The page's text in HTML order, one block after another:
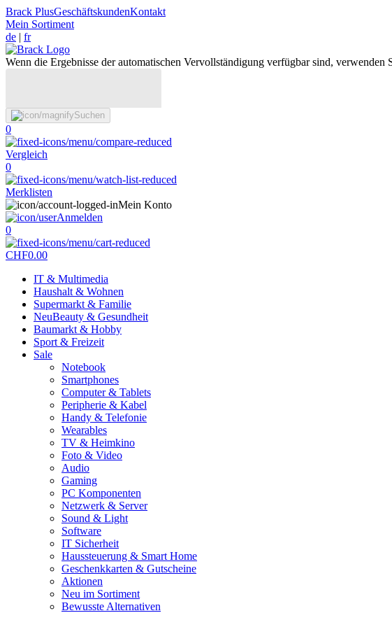
Brack PlusGeschäftskundenKontakt
Mein Sortiment
de | fr
Wenn die Ergebnisse der automatischen Vervollständigung verfügbar sind,
Suchen
0
Vergleich
0
Merklisten
Mein Konto
Anmelden
0
CHF0.00
IT & Multimedia
Haushalt & Wohnen
Supermarkt & Familie
NeuBeauty & Gesundheit
Baumarkt & Hobby
Sport & Freizeit
Sale
Notebook
Smartphones
Computer & Tablets
Peripherie & Kabel
Handy & Telefonie
Wearables
TV & Heimkino
Foto & Video
Audio
Gaming
PC Komponenten
Netzwerk & Server
Sound & Light
Software
IT Sicherheit
Haussteuerung & Smart Home
Geschenkkarten & Gutscheine
Aktionen
Neu im Sortiment
Bewusste Alternativen